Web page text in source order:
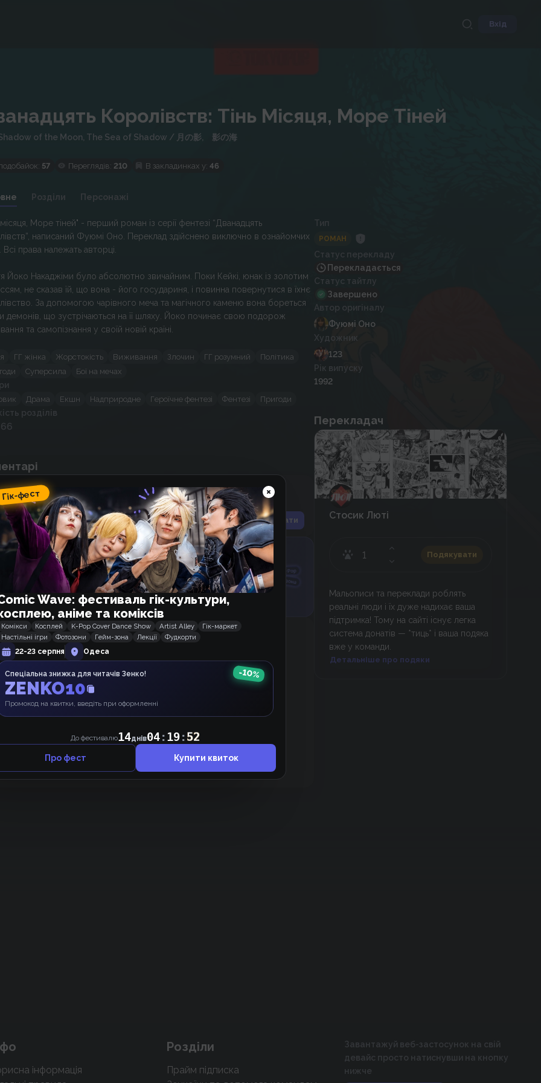
Вхід
Королівств: Тінь Місяця, Море Тіней
of the Moon, The Sea of Shadow / 月の影, 影の海
57 Переглядів: 210 В закладинках у: 46
Розділи Персонажі
місяця, Море тіней" - перший роман із серії фентезі “Дванадцять
написаний Фуюмі Оно. Переклад здійснено виключно в ознайомчих
Всі права належать авторці.
Йоко Накаджіми було абсолютно звичайним. Поки Кейкі, юнак із золотим
не сказав їй, що вона - його государиня, і повинна повернутися в їхнє
За допомогою чарівного меча та магічного каменю вона бореться
демонів, що зустрічаються на її шляху. Йоко починає свою подорож
та самопізнання у своїй новій країні.
ГГ жінка Жорстокість Виживання Злочин ГГ розумний
Політика
Суперсила Бої на мечах
Драма Екшн Надприродне Героїчне фентезі Фентезі Пригоди
розділів
Спойлер Надіслати
фест
Wave: фестиваль гік-
косплею, аніме та
фестивалю 14днів04:19:51
Щось ніхто не коментує, може, почнемо 👉👈 ?
Тип
РОМАН
Статус перекладу
Перекладається
Статус тайтлу
Завершено
Автор оригіналу
Фуюмі Оно
Художник
123
Рік випуску
1992
Перекладач
Стосик Люті
Подякувати
Мальописи та переклади роблять
реальні люди і їх дуже надихає ваша
підтримка! Тому на сайті існує легка
система донатів — *тиць* і ваша подяка
вже у команди.
Детальніше про подяки
інформація
Розділи
Прайм підписка
Завантажуй веб-застосунок на свій
девайс просто натиснувши на кнопку
нижче
Гік-фест
Wave: фестиваль гік-культури,
аніме та коміксів
Комікси Косплей K-Pop Cover Dance Show Artist Alley
Гік-маркет
Настільні ігри
Фотозони Гейм-зона Лекції
Фудкорти
22-23 серпня
Одеса
Спеціальна знижка для читачів Зенко!
ZENKO10
Промокод на квитки, введіть при оформленні
-10%
До фестивалю14днів04:19:52
Про фест Купити квиток